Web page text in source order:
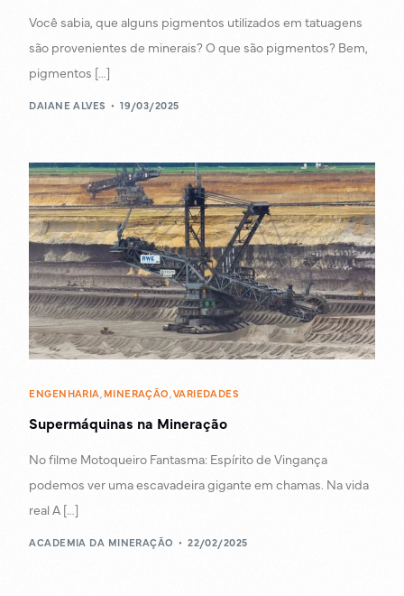
Você sabia, que alguns pigmentos utilizados em tatuagens
são provenientes de minerais? O que são pigmentos? Bem,
pigmentos […]
DAIANE ALVES 19/03/2025
ENGENHARIA, MINERAÇÃO,VARIEDADES
Supermáquinas na Mineração
No filme Motoqueiro Fantasma: Espírito de Vingança
podemos ver uma escavadeira gigante em chamas. Na vida
real A […]
ACADEMIA DA MINERAÇÃO 22/02/2025